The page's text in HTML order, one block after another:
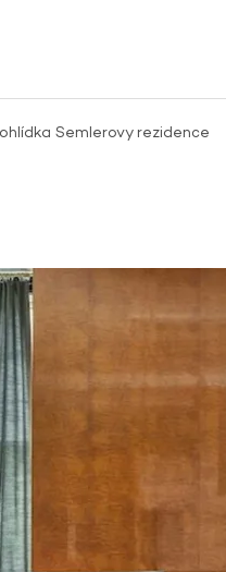
Semlerovy rezidence